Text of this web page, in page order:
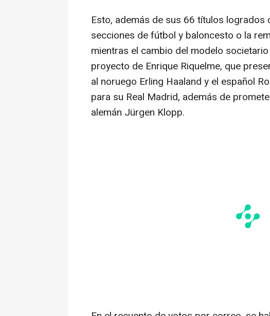
Esto, además de sus 66 títulos
secciones de fútbol y baloncesto o la
mientras el cambio del modelo
proyecto de Enrique Riquelme, que
al noruego Erling Haaland y el español
para su Real Madrid, además de
alemán Jürgen Klopp.